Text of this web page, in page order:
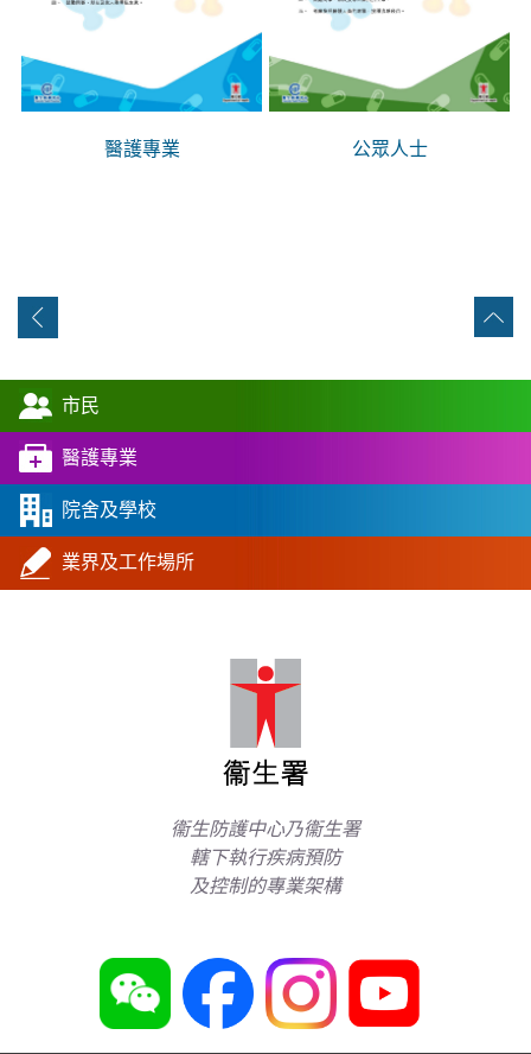
醫護專業 公眾人士
市民
醫護專業
院舍及學校
業界及工作場所
衞生防護中心乃衞生署
轄下執行疾病預防
及控制的專業架構